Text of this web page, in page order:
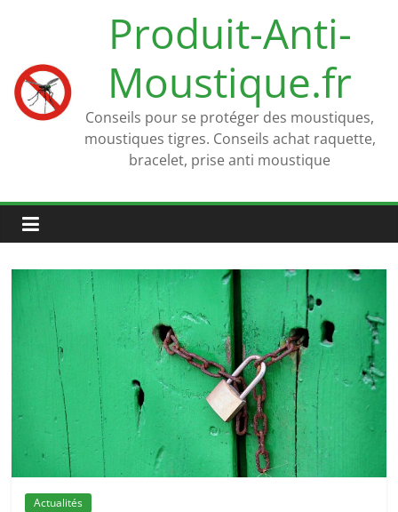
Produit-Anti-
Moustique.fr
Conseils pour se protéger des moustiques,
moustiques tigres. Conseils achat raquette,
bracelet, prise anti moustique
Actualités